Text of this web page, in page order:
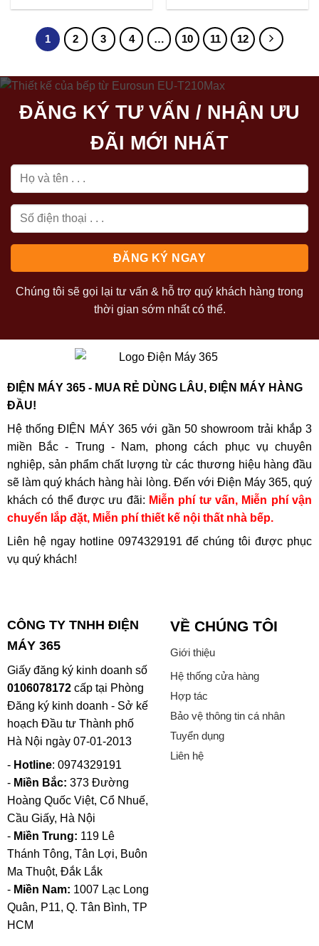
là:
tại
là:
tại
1 2 3 4 … 10 11 12
ĐĂNG KÝ TƯ VẤN / NHẬN ƯU
ĐÃI MỚI NHẤT
Chúng tôi sẽ gọi lại tư vấn & hỗ trợ quý khách hàng trong
thời gian sớm nhất có thể.
ĐIỆN MÁY 365 - MUA RẺ DÙNG LÂU, ĐIỆN MÁY HÀNG
ĐẦU!
Hệ thống ĐIỆN MÁY 365 với gần 50 showroom trải khắp 3
miền Bắc - Trung - Nam, phong cách phục vụ chuyên
nghiệp, sản phẩm chất lượng từ các thương hiệu hàng đầu
sẽ làm quý khách hàng hài lòng. Đến với Điện Máy 365, quý
khách có thể được ưu đãi: Miễn phí tư vấn, Miễn phí vận
chuyển lắp đặt, Miễn phí thiết kế nội thất nhà bếp.
Liên hệ ngay hotline 0974329191 để chúng tôi được phục
vụ quý khách!
CÔNG TY TNHH ĐIỆN
MÁY 365
Giấy đăng ký kinh doanh số
0106078172cấp tại Phòng
Đăng ký kinh doanh - Sở kế
hoạch Đầu tư Thành phố
Hà Nội ngày 07-01-2013
- Hotline: 0974329191
- Miền Bắc: 373 Đường
Hoàng Quốc Việt, Cổ Nhuế,
Cầu Giấy, Hà Nội
- Miền Trung: 119 Lê
Thánh Tông, Tân Lợi, Buôn
Ma Thuột, Đắk Lắk
- Miền Nam: 1007 Lạc Long
Quân, P11, Q. Tân Bình, TP
HCM
VỀ CHÚNG TÔI
Giới thiệu
Hệ thống cửa hàng
Hợp tác
Bảo vệ thông tin cá nhân
Tuyển dụng
Liên hệ